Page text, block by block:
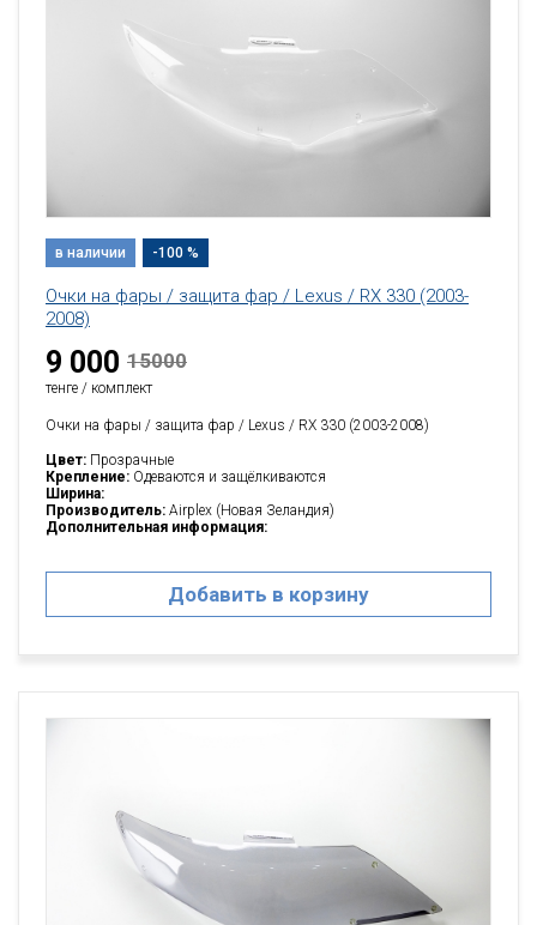
в наличии -100 %
Очки на фары / защита фар / Lexus / RX 330 (2003-
2008)
9 000 15000
тенге / комплект
Очки на фары / защита фар / Lexus / RX 330 (2003-2008)
Цвет: Прозрачные
Крепление: Одеваются и защёлкиваются
Ширина:
Производитель: Airplex (Новая Зеландия)
Дополнительная информация:
Добавить в корзину